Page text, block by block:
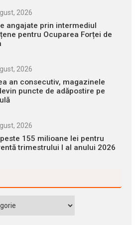
2026
angajate prin intermediul
pentru Ocuparea Forței de
2026
an consecutiv, magazinele
puncte de adăpostire pe
2026
155 milioane lei pentru
trimestrului I al anului 2026